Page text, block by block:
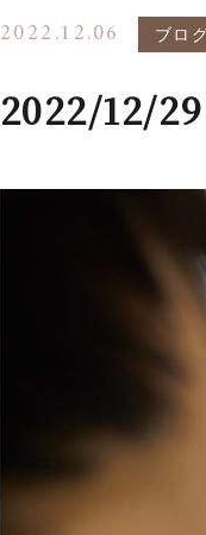
2022.12.06 ブロ
2022/12/